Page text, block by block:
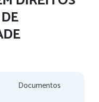
Documentos